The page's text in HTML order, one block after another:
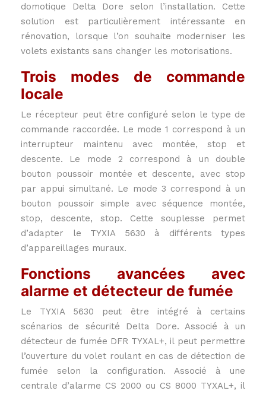
domotique Delta Dore selon l’installation. Cette
solution est particulièrement intéressante en
rénovation, lorsque l’on souhaite moderniser les
volets existants sans changer les motorisations.
Trois modes de commande
locale
Le récepteur peut être configuré selon le type de
commande raccordée. Le mode 1 correspond à un
interrupteur maintenu avec montée, stop et
descente. Le mode 2 correspond à un double
bouton poussoir montée et descente, avec stop
par appui simultané. Le mode 3 correspond à un
bouton poussoir simple avec séquence montée,
stop, descente, stop. Cette souplesse permet
d’adapter le TYXIA 5630 à différents types
d’appareillages muraux.
Fonctions avancées avec
alarme et détecteur de fumée
Le TYXIA 5630 peut être intégré à certains
scénarios de sécurité Delta Dore. Associé à un
détecteur de fumée DFR TYXAL+, il peut permettre
l’ouverture du volet roulant en cas de détection de
fumée selon la configuration. Associé à une
centrale d’alarme CS 2000 ou CS 8000 TYXAL+, il